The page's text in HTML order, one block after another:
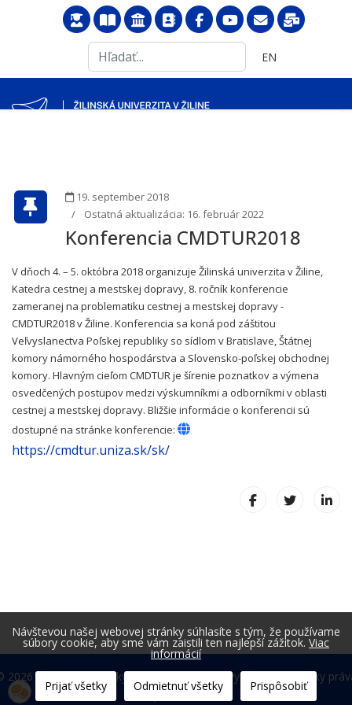
...
Vyberte váš jazyk
EN
19. september 2018
Ostatná aktualizácia: 16. február 2022
Konferencia CMDTUR2018
V dňoch 4. – 5. októbra 2018 organizuje Žilinská univerzita v Žiline,
Katedra cestnej a mestskej dopravy, 8. ročník konferencie
zameranej na problematiku cestnej a mestskej dopravy -
CMDTUR2018 v Žiline. Konferencia sa koná pod záštitou
Veľvyslanectva Poľskej republiky so sídlom v Bratislave, Štátnej
komory námorného hospodárstva a Slovensko-poľskej obchodnej
komory. Hlavným cieľom CMDTUR je šírenie poznatkov a výmena
osvedčených postupov medzi výskumníkmi a odborníkmi v oblasti
cestnej a mestskej dopravy. Bližšie informácie o konferencii sú
dostupné na stránke konferencie:
https://cmdtur.uniza.sk/sk/
2026 Fakulta prevádzky a ekonomiky dopravy a spojov. Všetky
vyhradené.
Návštevou našej webovej stránky súhlasíte s tým, že používame
súbory cookie, aby sme vám zaistili ten najlepší zážitok. Viac
informácií
Prijať všetky Odmietnuť všetky Prispôsobiť